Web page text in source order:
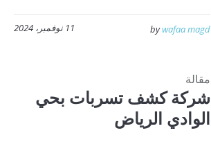
11 نوفمبر، 2024 bywafaa magd
مقالة
شركة كشف تسربات بحي
الوادي الرياض